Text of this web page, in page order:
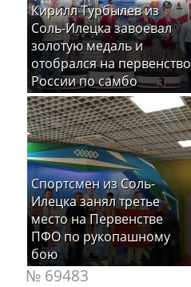
Кирилл Турбылев из
Соль-Илецка завоевал
золотую медаль и
отобрался на первенство
России по самбо
Спортсмен из Соль-
Илецка занял третье
место на Первенстве
ПФО по рукопашному
бою
№ 69483